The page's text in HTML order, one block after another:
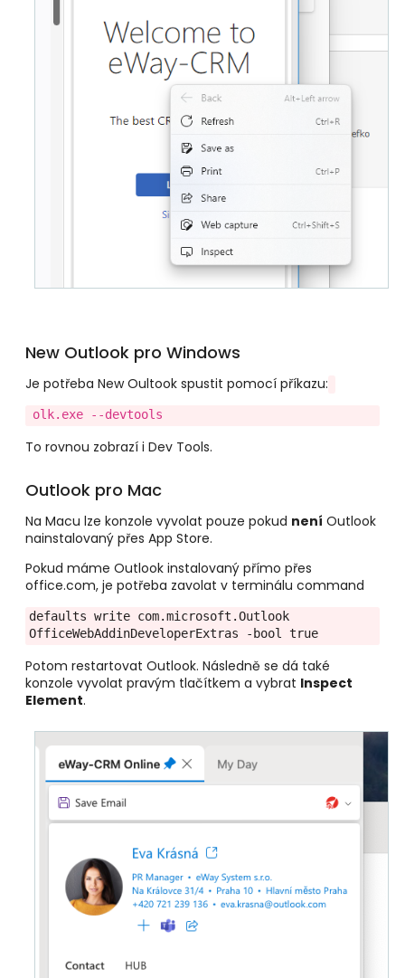
New Outlook pro Windows
Je potřeba New Oultook spustit pomocí příkazu:
olk.exe --devtools
To rovnou zobrazí i Dev Tools.
Outlook pro Mac
Na Macu lze konzole vyvolat pouze pokud není Outlook
nainstalovaný přes App Store.
Pokud máme Outlook instalovaný přímo přes
office.com, je potřeba zavolat v terminálu command
defaults write com.microsoft.Outlook
Potom restartovat Outlook. Následně se dá také
konzole vyvolat pravým tlačítkem a vybrat Inspect
Element.